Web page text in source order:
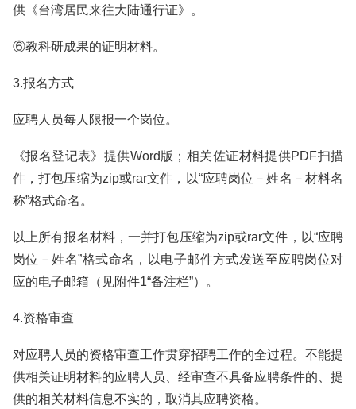
供《台湾居民来往大陆通行证》。
⑥教科研成果的证明材料。
3.报名方式
应聘人员每人限报一个岗位。
《报名登记表》提供Word版；相关佐证材料提供PDF扫描
件，打包压缩为zip或rar文件，以“应聘岗位－姓名－材料名
称”格式命名。
以上所有报名材料，一并打包压缩为zip或rar文件，以“应聘
岗位－姓名”格式命名，以电子邮件方式发送至应聘岗位对
应的电子邮箱（见附件1“备注栏”）。
4.资格审查
对应聘人员的资格审查工作贯穿招聘工作的全过程。不能提
供相关证明材料的应聘人员、经审查不具备应聘条件的、提
供的相关材料信息不实的，取消其应聘资格。